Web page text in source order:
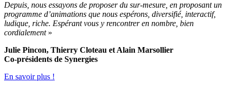
Depuis, nous essayons de proposer du sur-mesure, en proposant un
programme d’animations que nous espérons, diversifié, interactif,
ludique, riche. Espérant vous y rencontrer en nombre, bien
cordialement»
Julie Pincon, Thierry Cloteau et Alain Marsollier
Co-présidents de Synergies
En savoir plus !